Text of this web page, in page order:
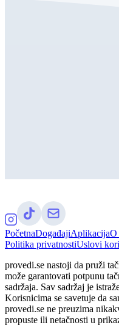
PočetnaDogađajiAplikacijaO
Politika privatnostiUslovi
provedi.se nastoji da pruži
može garantovati potpunu
sadržaja. Sav sadržaj je
Korisnicima se savetuje da
provedi.se ne preuzima
propuste ili netačnosti u